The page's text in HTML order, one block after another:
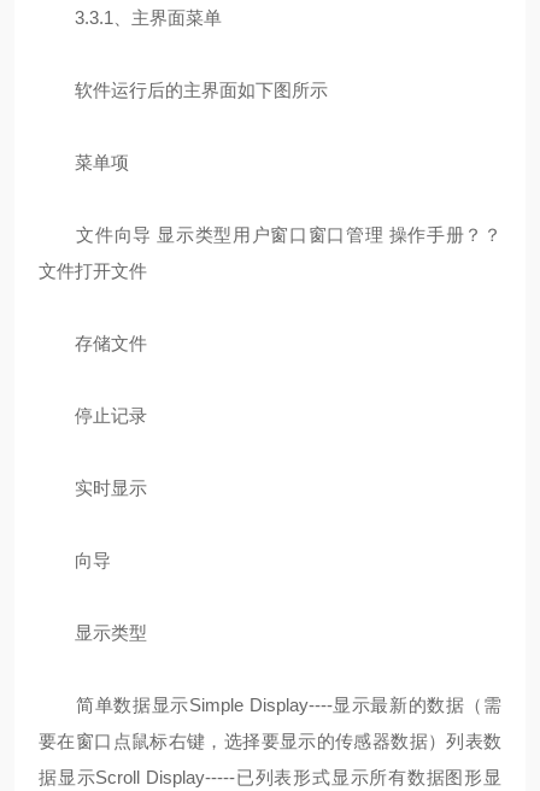
3.3.1、主界面菜单
软件运行后的主界面如下图所示
菜单项
文件向导 显示类型用户窗口窗口管理 操作手册？？
文件打开文件
存储文件
停止记录
实时显示
向导
显示类型
简单数据显示Simple Display----显示最新的数据（需
要在窗口点鼠标右键，选择要显示的传感器数据）列表数
据显示Scroll Display-----已列表形式显示所有数据图形显